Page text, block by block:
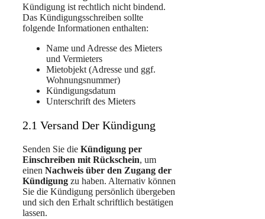
Kündigung ist rechtlich nicht bindend.
Das Kündigungsschreiben sollte
folgende Informationen enthalten:
Name und Adresse des Mieters
und Vermieters
Mietobjekt (Adresse und ggf.
Wohnungsnummer)
Kündigungsdatum
Unterschrift des Mieters
2.1 Versand Der Kündigung
Senden Sie die Kündigung per
Einschreiben mit Rückschein, um
einen Nachweis über den Zugang der
Kündigung zu haben. Alternativ können
Sie die Kündigung persönlich übergeben
und sich den Erhalt schriftlich bestätigen
lassen.